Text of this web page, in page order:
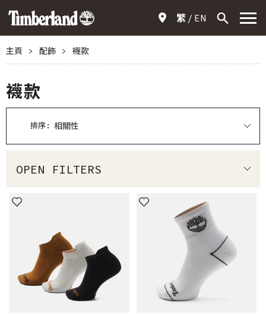
繁 EN
主頁 > 配飾 > 襪款
襪款
排序:
OPEN FILTERS